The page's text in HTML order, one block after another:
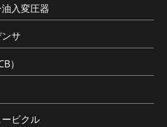
入変圧器
サ
）
ビクル